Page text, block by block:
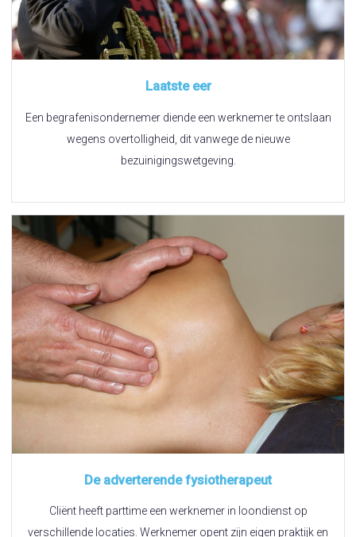
Laatste eer
Een begrafenisondernemer diende een werknemer te ontslaan
wegens overtolligheid, dit vanwege de nieuwe
bezuinigingswetgeving.
De adverterende fysiotherapeut
Cliënt heeft parttime een werknemer in loondienst op
verschillende locaties. Werknemer opent zijn eigen praktijk en